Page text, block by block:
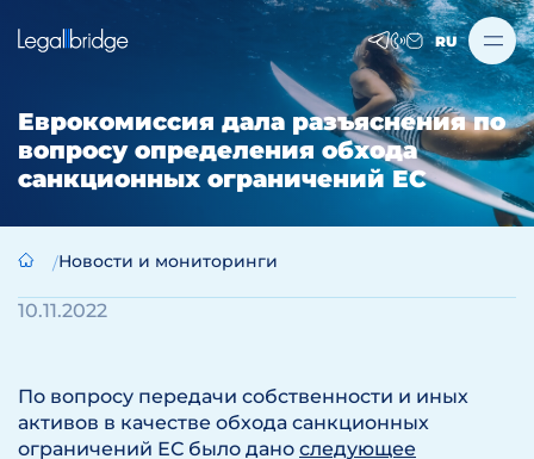
RU
Еврокомиссия дала разъяснения по
вопросу определения обхода
санкционных ограничений ЕС
Новости и мониторинги
10.11.2022
По вопросу передачи собственности и иных
активов в качестве обхода санкционных
ограничений ЕС было дано следующее